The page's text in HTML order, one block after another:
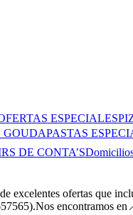
ESPECIALES
GOUDAPASTAS
DE CONTA’S
excelentes ofertas que
encontramos